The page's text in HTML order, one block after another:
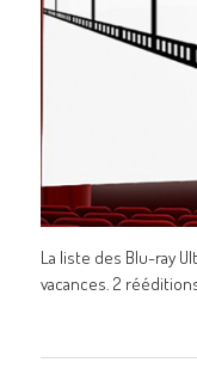
La liste des Blu-ray
vacances. 2